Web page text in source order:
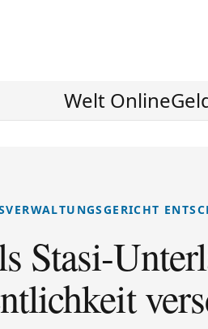
Welt Online
Stasi-